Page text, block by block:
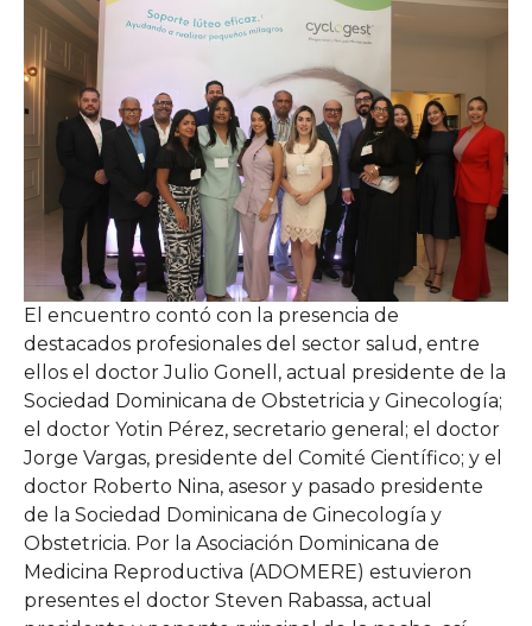
El encuentro contó con la presencia de
destacados profesionales del sector salud, entre
ellos el doctor Julio Gonell, actual presidente de la
Sociedad Dominicana de Obstetricia y Ginecología;
el doctor Yotin Pérez, secretario general; el doctor
Jorge Vargas, presidente del Comité Científico; y el
doctor Roberto Nina, asesor y pasado presidente
de la Sociedad Dominicana de Ginecología y
Obstetricia. Por la Asociación Dominicana de
Medicina Reproductiva (ADOMERE) estuvieron
presentes el doctor Steven Rabassa, actual